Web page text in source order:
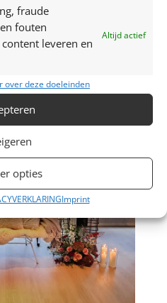
fraude
fouten
leveren en
Altijd actief
over deze doeleinden
opties
Imprint